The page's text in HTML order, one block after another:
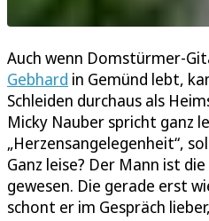
Auch wenn Domstürmer-
Gebhard in Gemünd lebt,
Schleiden durchaus als
Micky Nauber spricht ganz
„Herzensangelegenheit“,
Ganz leise? Der Mann ist
gewesen. Die gerade erst
schont er im Gespräch